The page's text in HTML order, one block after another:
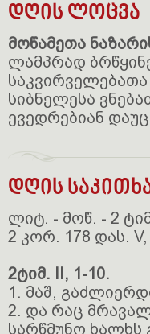
დღის ლოცვა
მოწამეთა
ლამპრად
სიბნელესა
ევედრებიან
დღის
ლიტ. - მოწ. - 2
2 კორ. 178 დას.
2ტიმ. II, 1-10.
1. მაშ,
2. და რაც
სარწმუნო ხალხს